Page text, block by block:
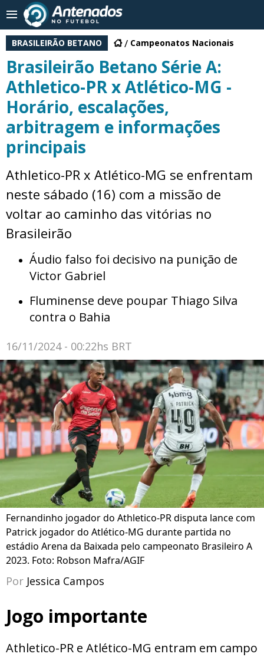
BRASILEIRÃO BETANO Campeonatos Nacionais
Brasileirão Betano Série A:
Athletico-PR x Atlético-MG -
Horário, escalações,
arbitragem e informações
principais
Athletico-PR x Atlético-MG se enfrentam
neste sábado (16) com a missão de
voltar ao caminho das vitórias no
Brasileirão
Áudio falso foi decisivo na punição de
Victor Gabriel
Fluminense deve poupar Thiago Silva
contra o Bahia
16/11/2024 - 00:22hs BRT
Fernandinho jogador do Athletico-PR disputa lance com
Patrick jogador do Atlético-MG durante partida no
estádio Arena da Baixada pelo campeonato Brasileiro A
2023. Foto: Robson Mafra/AGIF
Por Jessica Campos
Jogo importante
Athletico-PR e Atlético-MG entram em campo